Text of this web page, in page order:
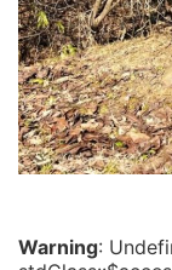
Warning: